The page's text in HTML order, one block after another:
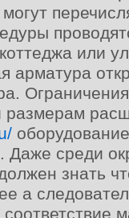
или
арматура
размерам
Даже среди
знать
а